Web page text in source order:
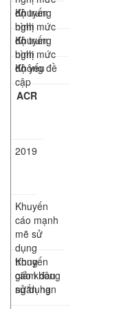
độ trung
bình
Khuyến
nghị mức
độ trung
bình
Khuyến
nghị mức
độ yếu
Không đề
cập
ACR
2019
Khuyến
cáo mạnh
mẽ sử
dụng
trong
giảm đau
ngắn hạn
Khuyến
cáo không
sử dụng